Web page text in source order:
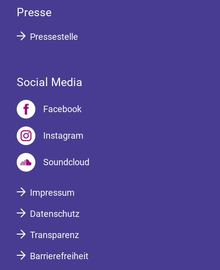
Presse
Pressestelle
Social Media
Facebook
Instagram
Soundcloud
Impressum
Datenschutz
Transparenz
Barrierefreiheit